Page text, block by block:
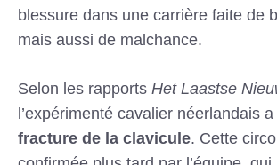
blessure dans une carrière faite de
mais aussi de malchance.
Selon les rapportsHet Laastse
l’expérimenté cavalier néerlandais
fracture de la clavicule. Cette